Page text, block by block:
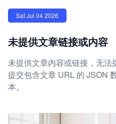
Sat Jul 04 2026
未提供文章链接或内容
未提供文章内容或链接，无法
提交包含文章 URL 的 JSON
本。